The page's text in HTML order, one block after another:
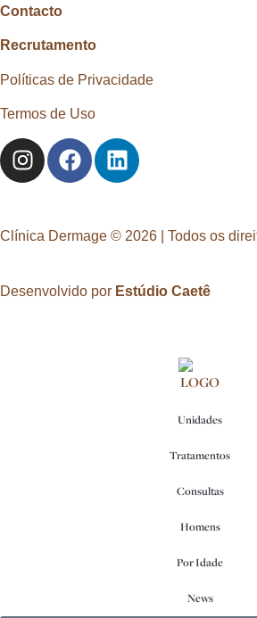
Contacto
Recrutamento
Políticas de Privacidade
Termos de Uso
Clínica Dermage © 2026 | Todos os
Desenvolvido por Estúdio Caetê
Unidades
Tratamentos
Consultas
Homens
Por Idade
News